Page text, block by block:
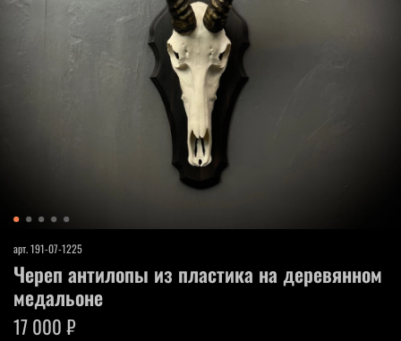
арт.191-07-1225
Череп антилопы из пластика на деревянном
медальоне
17 000 ₽